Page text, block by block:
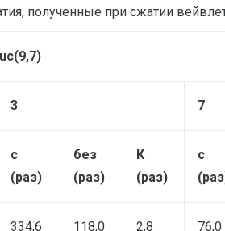
полученные при сжатии
(9,7)
3 7
с
(раз)
без
(раз)
К
(раз)
с
334,6 118,0 2,8 76,0